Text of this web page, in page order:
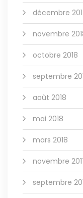
décembre
novembre
octobre 2018
septembre
août 2018
mai 2018
mars 2018
novembre
septembre